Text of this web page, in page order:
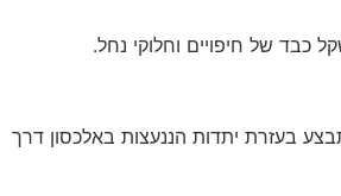
כבד של חיפויים וחלוקי נחל.
בעזרת יתדות הננעצות באלכסון דרך